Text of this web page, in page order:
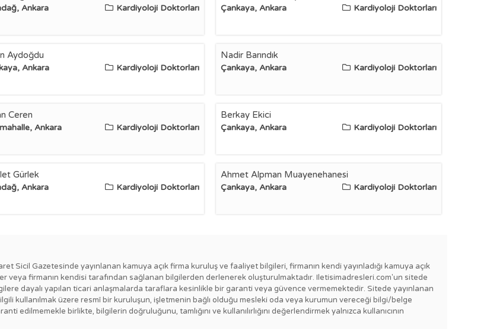
Ankara Kardiyoloji Doktorları Çankaya, Ankara Kardiyoloji Doktorları
Aydoğdu
Ankara Kardiyoloji Doktorları
Nadir Barındık
Çankaya, Ankara Kardiyoloji Doktorları
Ceren
Ankara Kardiyoloji Doktorları
Berkay Ekici
Çankaya, Ankara Kardiyoloji Doktorları
Gürlek
Ankara Kardiyoloji Doktorları
Ahmet Alpman Muayenehanesi
Çankaya, Ankara Kardiyoloji Doktorları
Sicil Gazetesinde yayınlanan kamuya açık firma kuruluş ve faaliyet bilgileri, firmanın kendi yayınladığı kamuya açık
veya firmanın kendisi tarafından sağlanan bilgilerden derlenerek oluşturulmaktadır. Iletisimadresleri.com'un sitede
dayalı yapılan ticari anlaşmalarda taraflara kesinlikle bir garanti veya güvence vermemektedir. Sitede yayınlanan
kullanılmak üzere resmî bir kuruluşun, işletmenin bağlı olduğu mesleki oda veya kurumun vereceği bilgi/belge
birlikte, bilgilerin doğruluğunu, tamlığını ve kullanılırlığını değerlendirmek yalnızca kullanıcının